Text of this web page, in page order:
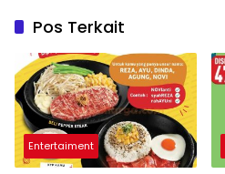
Pos Terkait
Entertaiment